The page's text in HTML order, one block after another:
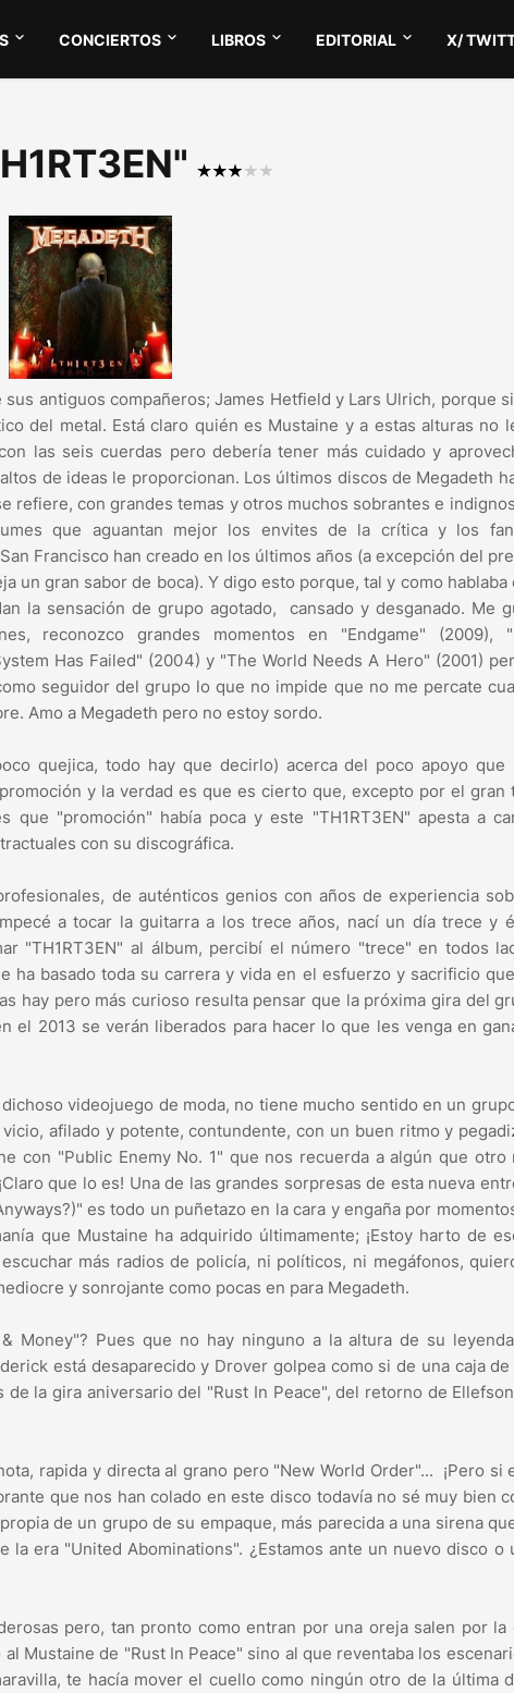
CONCIERTOS LIBROS EDITORIAL X/
antiguos compañeros; James Hetfield y Lars Ulrich, porque
del metal. Está claro quién es Mustaine y a estas alturas no
las seis cuerdas pero debería tener más cuidado y
de ideas le proporcionan. Los últimos discos de Megadeth
refiere, con grandes temas y otros muchos sobrantes e
que aguantan mejor los envites de la crítica y los
Francisco han creado en los últimos años (a excepción del
un gran sabor de boca). Y digo esto porque, tal y como hablaba
la sensación de grupo agotado, cansado y desganado. Me
reconozco grandes momentos en "Endgame" (2009),
Has Failed" (2004) y "The World Needs A Hero" (2001)
seguidor del grupo lo que no impide que no me percate
Amo a Megadeth pero no estoy sordo.
quejica, todo hay que decirlo) acerca del poco apoyo que
y la verdad es que es cierto que, excepto por el gran
"promoción" había poca y este "TH1RT3EN" apesta a
con su discográfica.
de auténticos genios con años de experiencia
a tocar la guitarra a los trece años, nací un día trece y
"TH1RT3EN" al álbum, percibí el número "trece" en todos
ha basado toda su carrera y vida en el esfuerzo y sacrificio
hay pero más curioso resulta pensar que la próxima gira del
el 2013 se verán liberados para hacer lo que les venga en
videojuego de moda, no tiene mucho sentido en un
afilado y potente, contundente, con un buen ritmo y
con "Public Enemy No. 1" que nos recuerda a algún que
que lo es! Una de las grandes sorpresas de esta nueva
es todo un puñetazo en la cara y engaña por
que Mustaine ha adquirido últimamente; ¡Estoy harto de
más radios de policía, ni políticos, ni megáfonos,
y sonrojante como pocas en para Megadeth.
Money"? Pues que no hay ninguno a la altura de su
está desaparecido y Drover golpea como si de una caja
la gira aniversario del "Rust In Peace", del retorno de
rapida y directa al grano pero "New World Order"... ¡Pero si
que nos han colado en este disco todavía no sé muy bien
de un grupo de su empaque, más parecida a una sirena
la era "United Abominations". ¿Estamos ante un nuevo disco o
pero, tan pronto como entran por una oreja salen por la
Mustaine de "Rust In Peace" sino al que reventaba los
te hacía mover el cuello como ningún otro de la última